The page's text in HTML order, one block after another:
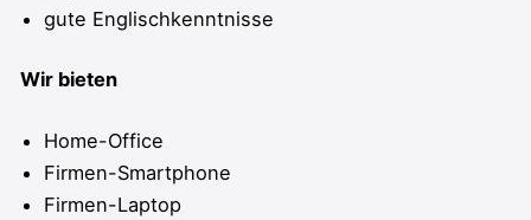
gute Englischkenntnisse
Wir bieten
Home-Office
Firmen-Smartphone
Firmen-Laptop